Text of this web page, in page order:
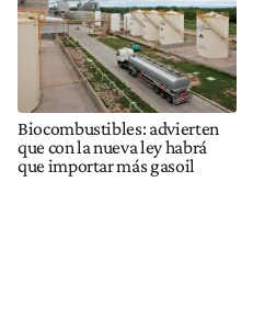
Biocombustibles: advierten
que con la nueva ley habrá
que importar más gasoil